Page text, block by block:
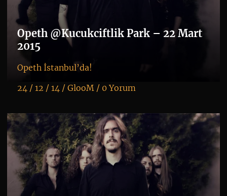
Opeth @Kucukciftlik Park – 22 Mart
2015
Opeth İstanbul’da!
24 / 12 / 14 / GlooM/ 0 Yorum